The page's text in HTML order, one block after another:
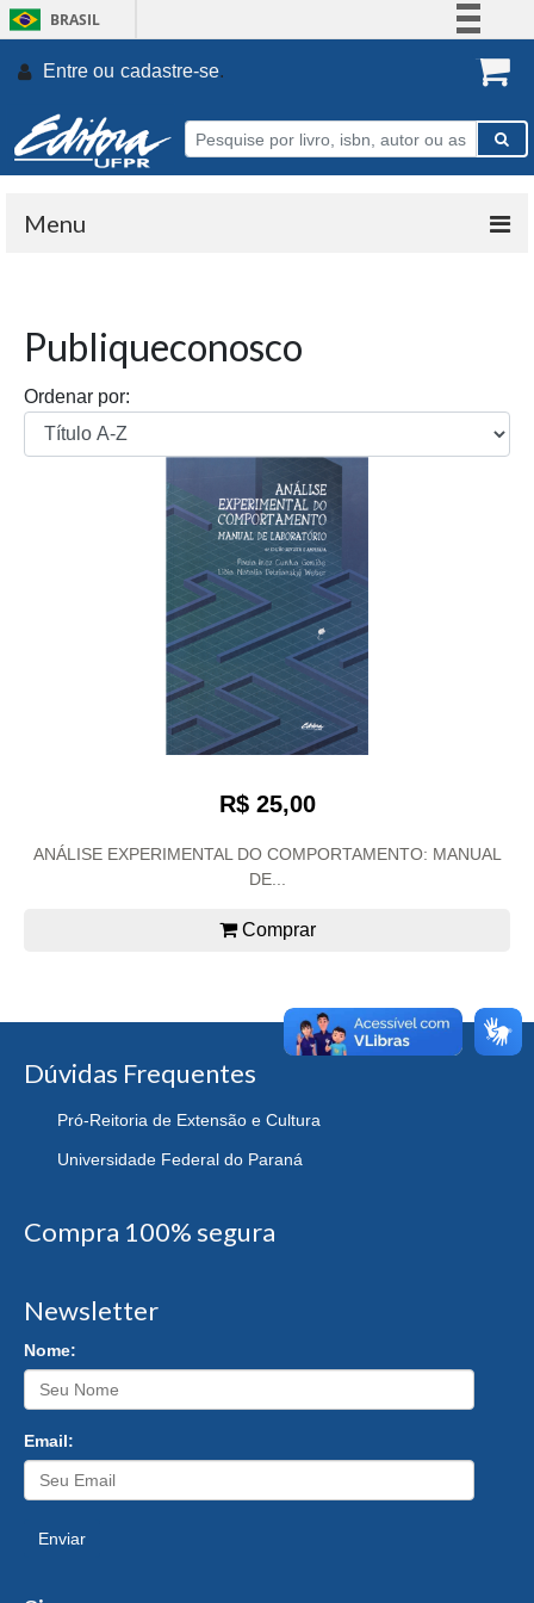
BRASIL
Participe
Entre ou cadastre-se.
Menu
Publiqueconosco
Ordenar por:
R$ 25,00
ANÁLISE EXPERIMENTAL DO COMPORTAMENTO: MANUAL
DE...
Comprar
Dúvidas Frequentes
Pró-Reitoria de Extensão e Cultura
Universidade Federal do Paraná
Compra 100% segura
Newsletter
Nome:
Email:
Enviar